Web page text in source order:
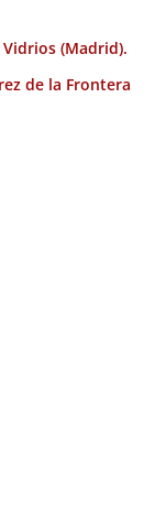
(Madrid).
de la Frontera